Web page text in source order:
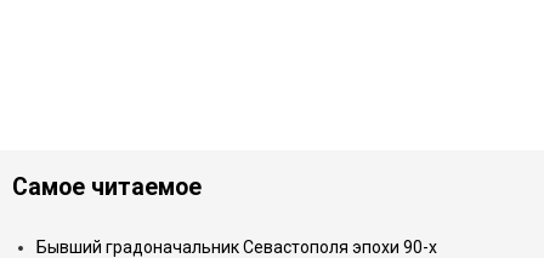
Самое читаемое
Бывший градоначальник Севастополя эпохи 90-х